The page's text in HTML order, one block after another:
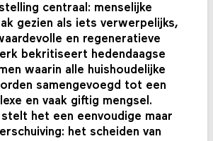
centraal: menselijke
gezien als iets verwerpelijks,
en regeneratieve
bekritiseert hedendaagse
waarin alle huishoudelijke
samengevoegd tot een
en vaak giftig mengsel.
het een eenvoudige maar
het scheiden van